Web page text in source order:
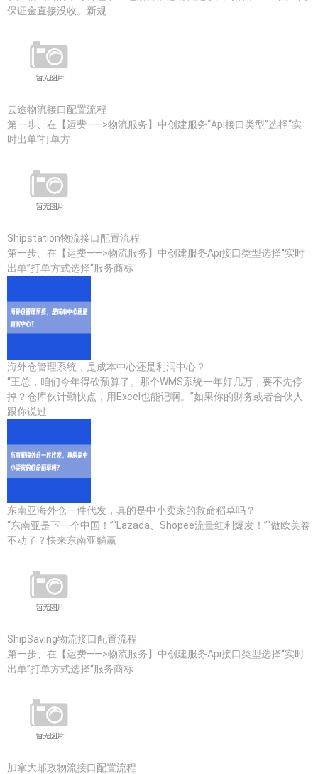
保证金直接没收。新规
云途物流接口配置流程
第一步、在【运费——>物流服务】中创建服务“Api接口类型”选择“实
时出单”打单方
Shipstation物流接口配置流程
第一步、在【运费——>物流服务】中创建服务Api接口类型选择“实时
出单”打单方式选择“服务商标
海外仓管理系统，是成本中心还是利润中心？
“王总，咱们今年得砍预算了。那个WMS系统一年好几万，要不先停
掉？仓库伙计勤快点，用Excel也能记啊。”如果你的财务或者合伙人
跟你说过
东南亚海外仓一件代发，真的是中小卖家的救命稻草吗？
“东南亚是下一个中国！”“Lazada、Shopee流量红利爆发！”“做欧美卷
不动了？快来东南亚躺赢
ShipSaving物流接口配置流程
第一步、在【运费——>物流服务】中创建服务Api接口类型选择“实时
出单”打单方式选择“服务商标
加拿大邮政物流接口配置流程